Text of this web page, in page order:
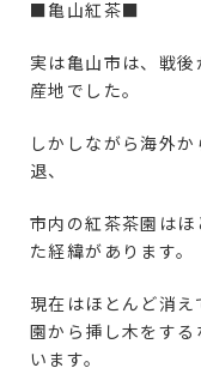
■亀山紅茶■
実は亀山市は、戦
産地でした。
しかしながら海外
退、
市内の紅茶茶園は
た経緯があります。
現在はほとんど消
園から挿し木をす
います。